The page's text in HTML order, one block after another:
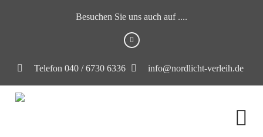
Besuchen Sie uns auch auf ....
Telefon 040 / 6730 6336 info@nordlicht-verleih.de